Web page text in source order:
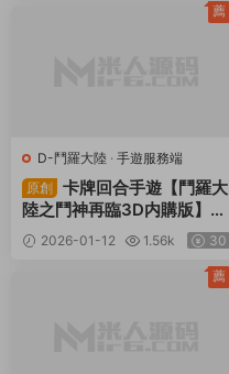
D-鬥羅大陸 · 手遊服務端
原創
卡牌回合手遊【鬥羅大
陸之鬥神再臨3D内購版】W
in一鍵服務端+安卓+GM後
台+視頻架設教程
2026-01-12 1.56k 30
薦
薦